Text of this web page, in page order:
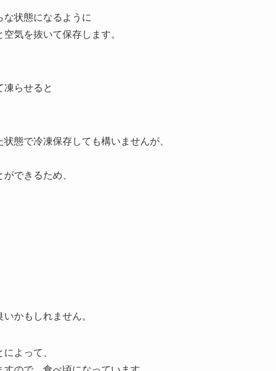
状態になるように
気を抜いて保存します。
凍らせると
態で冷凍保存しても構いませんが、
できるため、
かもしれません。
よって、